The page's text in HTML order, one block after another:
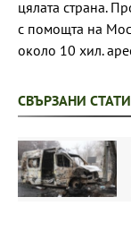
цялата страна.
с помощта на
около 10 хил.
СВЪРЗАНИ